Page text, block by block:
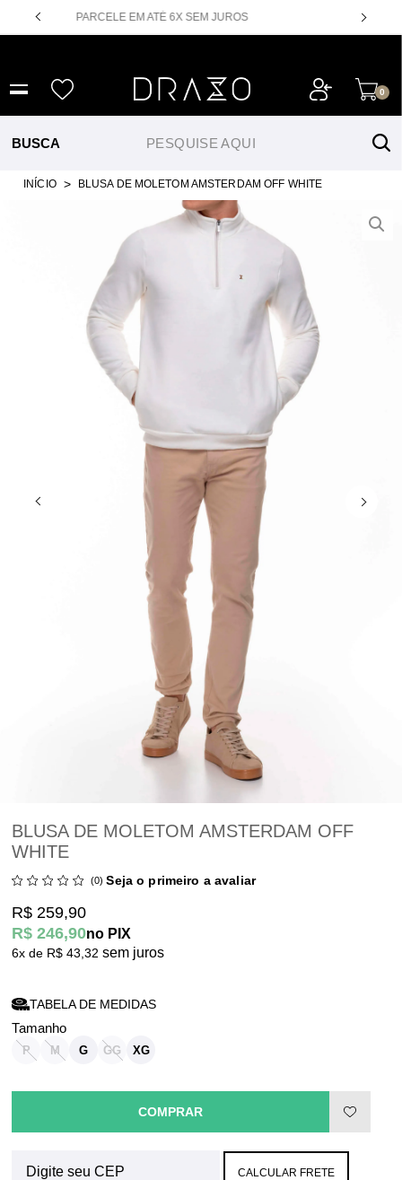
PARCELE EM ATÉ 6X SEM JUROS
NOVIDADES
0
INÍCIO BLUSA DE MOLETOM AMSTERDAM OFF WHITE
BLUSA DE MOLETOM AMSTERDAM OFF
WHITE
(0) Seja o primeiro a avaliar
R$ 246,90no PIX
R$ 259,90
6x R$ 43,32sem juros
TABELA DE MEDIDAS
P M G GG XG
COMPRAR
CALCULAR FRETE